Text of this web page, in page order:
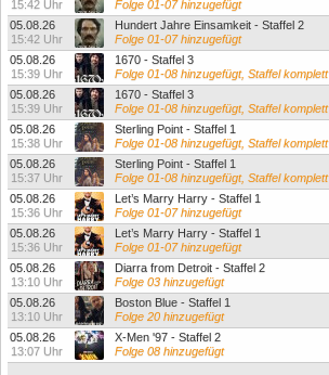
15:42 Uhr
Folge 01-07 hinzugefügt
05.08.26
15:42 Uhr
Hundert Jahre Einsamkeit - Staffel 2
Folge 01-07 hinzugefügt
05.08.26
15:39 Uhr
1670 - Staffel 3
Folge 01-08 hinzugefügt, Staffel komplett
05.08.26
15:39 Uhr
1670 - Staffel 3
Folge 01-08 hinzugefügt, Staffel komplett
05.08.26
15:38 Uhr
Sterling Point - Staffel 1
Folge 01-08 hinzugefügt, Staffel komplett
05.08.26
15:37 Uhr
Sterling Point - Staffel 1
Folge 01-08 hinzugefügt, Staffel komplett
05.08.26
15:36 Uhr
Let’s Marry Harry - Staffel 1
Folge 01-07 hinzugefügt
05.08.26
15:36 Uhr
Let’s Marry Harry - Staffel 1
Folge 01-07 hinzugefügt
05.08.26
13:10 Uhr
Diarra from Detroit - Staffel 2
Folge 03 hinzugefügt
05.08.26
13:10 Uhr
Boston Blue - Staffel 1
Folge 20 hinzugefügt
05.08.26
13:07 Uhr
X-Men '97 - Staffel 2
Folge 08 hinzugefügt